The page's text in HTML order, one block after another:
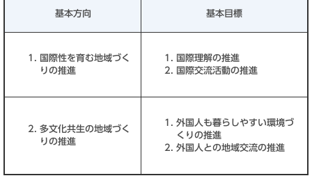
基本方向 基本目標
国際性を育む地域づく
りの推進
国際理解の推進
国際交流活動の推進
多文化共生の地域づく
りの推進
外国人も暮らしやすい環境づ
くりの推進
外国人との地域交流の推進